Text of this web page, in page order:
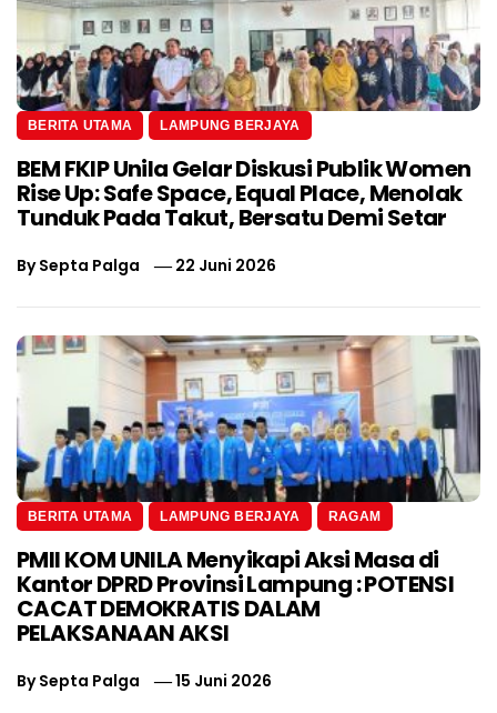
BERITA UTAMA LAMPUNG BERJAYA
BEM FKIP Unila Gelar Diskusi Publik Women
Rise Up: Safe Space, Equal Place, Menolak
Tunduk Pada Takut, Bersatu Demi Setar
BySepta Palga 22 Juni 2026
BERITA UTAMA LAMPUNG BERJAYA RAGAM
PMII KOM UNILA Menyikapi Aksi Masa di
Kantor DPRD Provinsi Lampung : POTENSI
CACAT DEMOKRATIS DALAM
PELAKSANAAN AKSI
BySepta Palga 15 Juni 2026